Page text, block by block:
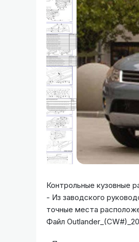
Контрольные кузовные
- Из заводского
точные места
Файл